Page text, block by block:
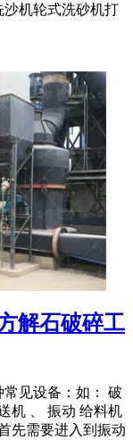
机轮式洗砂机打
解石破碎工
见设备：如： 破
机 、 振动 给料机
先需要进入到振动